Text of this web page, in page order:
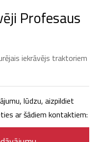
Profesaus
iekrāvējs traktoriem
lūdzu, aizpildiet
ar šādiem kontaktiem: